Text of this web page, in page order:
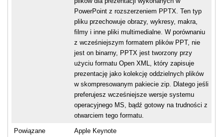
PowerPoint z rozszerzeniem PPTX. Ten typ
pliku przechowuje obrazy, wykresy, makra,
filmy i inne pliki multimedialne. W porównaniu
z wcześniejszym formatem plików PPT, nie
jest on binarny, PPTX jest tworzony przy
użyciu formatu Open XML, który zapisuje
prezentację jako kolekcję oddzielnych plików
w skompresowanym pakiecie zip. Dlatego jeśli
preferujesz wcześniejsze wersje systemu
operacyjnego MS, bądź gotowy na trudności z
otwarciem tego formatu.
Powiązane
Apple Keynote